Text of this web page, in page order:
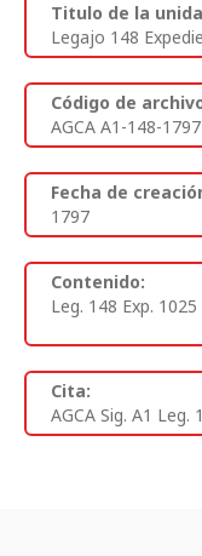
Titulo de la
Legajo 148
Código de
AGCA A1-148-
Fecha de
1797
Contenido:
Leg. 148 Exp. 1025
Cita:
AGCA Sig. A1 Leg.